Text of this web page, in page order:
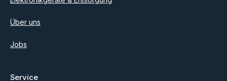
Über uns
Jobs
Service